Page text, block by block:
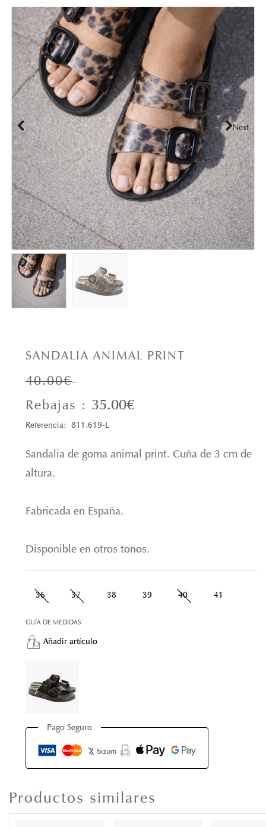
Previous
Next
SANDALIA ANIMAL PRINT
40.00€
Rebajas : 35.00€
Referencia: 811.619-L
Sandalia de goma animal print. Cuña de 3 cm de
altura.
Fabricada en España.
Disponible en otros tonos.
36 37 38 39 40 41
GUÍA DE MEDIDAS
Añadir artículo
Pago Seguro
Productos similares